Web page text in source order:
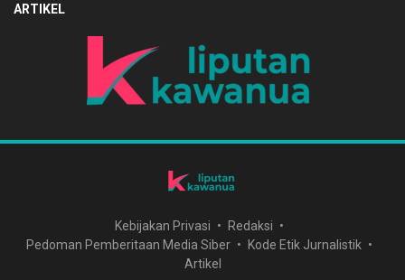
ARTIKEL
Kebijakan Privasi
Redaksi
Pedoman Pemberitaan Media Siber
Kode Etik Jurnalistik
Artikel